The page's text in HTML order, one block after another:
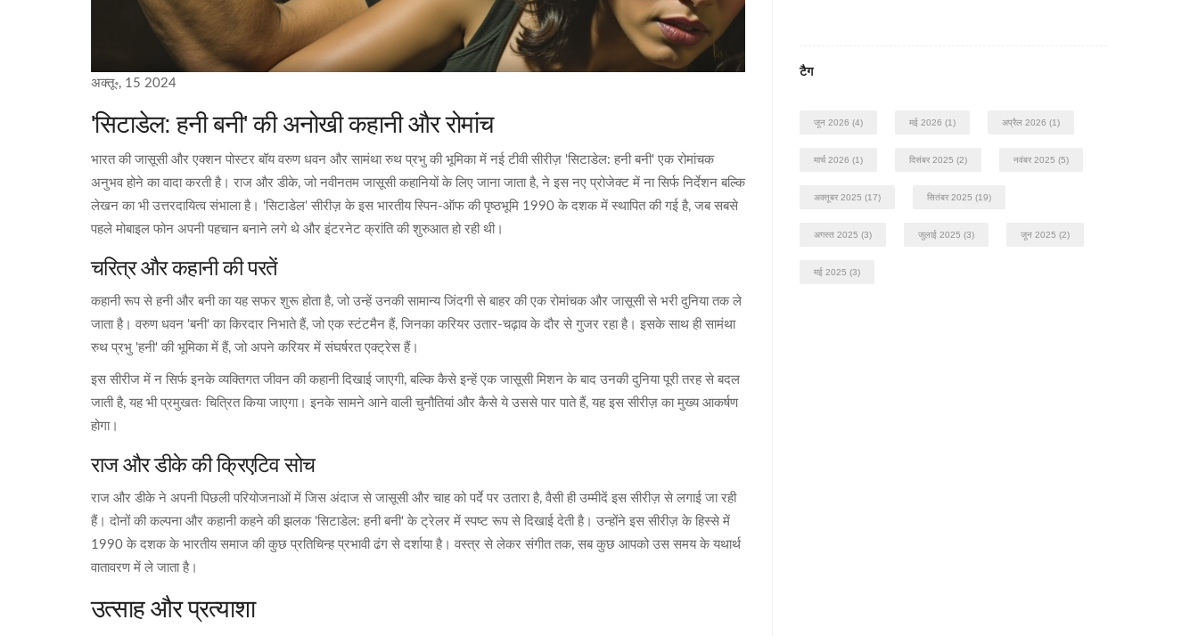
अक्तू॰, 15 2024
'सिटाडेल: हनी बनी' की अनोखी कहानी और रोमांच
भारत की जासूसी और एक्शन पोस्टर बॉय वरुण धवन और सामंथा रुथ प्रभु की भूमिका में नई टीवी सीरीज़ 'सिटाडेल: हनी बनी' एक रोमांचक
अनुभव होने का वादा करती है। राज और डीके, जो नवीनतम जासूसी कहानियों के लिए जाना जाता है, ने इस नए प्रोजेक्ट में ना सिर्फ निर्देशन बल्कि
लेखन का भी उत्तरदायित्व संभाला है। 'सिटाडेल' सीरीज़ के इस भारतीय स्पिन-ऑफ की पृष्ठभूमि 1990 के दशक में स्थापित की गई है, जब सबसे
पहले मोबाइल फोन अपनी पहचान बनाने लगे थे और इंटरनेट क्रांति की शुरुआत हो रही थी।
चरित्र और कहानी की परतें
कहानी रूप से हनी और बनी का यह सफर शुरू होता है, जो उन्हें उनकी सामान्य जिंदगी से बाहर की एक रोमांचक और जासूसी से भरी दुनिया तक ले
जाता है। वरुण धवन 'बनी' का किरदार निभाते हैं, जो एक स्टंटमैन हैं, जिनका करियर उतार-चढ़ाव के दौर से गुजर रहा है। इसके साथ ही सामंथा
रुथ प्रभु 'हनी' की भूमिका में हैं, जो अपने करियर में संघर्षरत एक्ट्रेस हैं।
इस सीरीज में न सिर्फ इनके व्यक्तिगत जीवन की कहानी दिखाई जाएगी, बल्कि कैसे इन्हें एक जासूसी मिशन के बाद उनकी दुनिया पूरी तरह से बदल
जाती है, यह भी प्रमुखतः चित्रित किया जाएगा। इनके सामने आने वाली चुनौतियां और कैसे ये उससे पार पाते हैं, यह इस सीरीज़ का मुख्य आकर्षण
होगा।
राज और डीके की क्रिएटिव सोच
राज और डीके ने अपनी पिछली परियोजनाओं में जिस अंदाज से जासूसी और चाह को पर्दे पर उतारा है, वैसी ही उम्मीदें इस सीरीज़ से लगाई जा रही
हैं। दोनों की कल्पना और कहानी कहने की झलक 'सिटाडेल: हनी बनी' के ट्रेलर में स्पष्ट रूप से दिखाई देती है। उन्होंने इस सीरीज़ के हिस्से में
1990 के दशक के भारतीय समाज की कुछ प्रतिचिन्ह प्रभावी ढंग से दर्शाया है। वस्त्र से लेकर संगीत तक, सब कुछ आपको उस समय के यथार्थ
वातावरण में ले जाता है।
उत्साह और प्रत्याशा
टैग
जून 2026 (4) मई 2026 (1) अप्रैल 2026 (1)
मार्च 2026 (1) दिसंबर 2025 (2) नवंबर 2025 (5)
अक्तूबर 2025 (17) सितंबर 2025 (19)
अगस्त 2025 (3) जुलाई 2025 (3) जून 2025 (2)
मई 2025 (3)